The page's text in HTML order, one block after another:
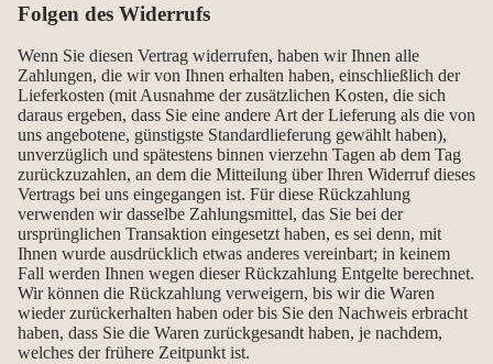
Folgen des Widerrufs
Wenn Sie diesen Vertrag widerrufen, haben wir Ihnen alle
Zahlungen, die wir von Ihnen erhalten haben, einschließlich der
Lieferkosten (mit Ausnahme der zusätzlichen Kosten, die sich
daraus ergeben, dass Sie eine andere Art der Lieferung als die von
uns angebotene, günstigste Standardlieferung gewählt haben),
unverzüglich und spätestens binnen vierzehn Tagen ab dem Tag
zurückzuzahlen, an dem die Mitteilung über Ihren Widerruf dieses
Vertrags bei uns eingegangen ist. Für diese Rückzahlung
verwenden wir dasselbe Zahlungsmittel, das Sie bei der
ursprünglichen Transaktion eingesetzt haben, es sei denn, mit
Ihnen wurde ausdrücklich etwas anderes vereinbart; in keinem
Fall werden Ihnen wegen dieser Rückzahlung Entgelte berechnet.
Wir können die Rückzahlung verweigern, bis wir die Waren
wieder zurückerhalten haben oder bis Sie den Nachweis erbracht
haben, dass Sie die Waren zurückgesandt haben, je nachdem,
welches der frühere Zeitpunkt ist.